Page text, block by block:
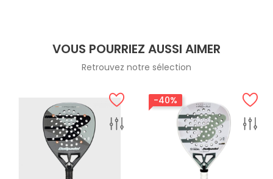
VOUS POURRIEZ AUSSI AIMER
Retrouvez notre sélection
-40%